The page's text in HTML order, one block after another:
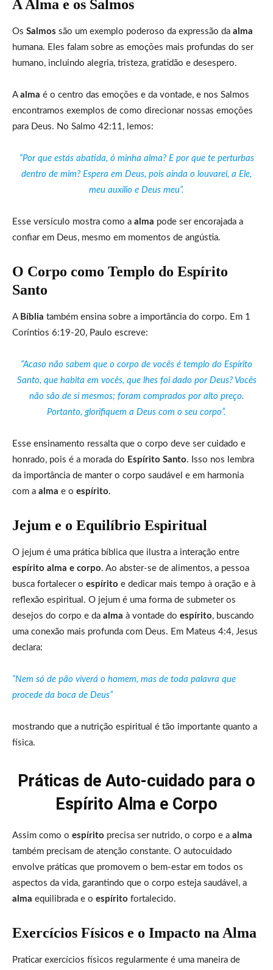
A Alma e os Salmos
Os Salmos são um exemplo poderoso da expressão da alma
humana. Eles falam sobre as emoções mais profundas do ser
humano, incluindo alegria, tristeza, gratidão e desespero.
A alma é o centro das emoções e da vontade, e nos Salmos
encontramos exemplos de como direcionar nossas emoções
para Deus. No Salmo 42:11, lemos:
“Por que estás abatida, ó minha alma? E por que te perturbas
dentro de mim? Espera em Deus, pois ainda o louvarei, a Ele,
meu auxílio e Deus meu”.
Esse versículo mostra como a alma pode ser encorajada a
confiar em Deus, mesmo em momentos de angústia.
O Corpo como Templo do Espírito
Santo
A Bíblia também ensina sobre a importância do corpo. Em 1
Coríntios 6:19-20, Paulo escreve:
“Acaso não sabem que o corpo de vocês é templo do Espírito
Santo, que habita em vocês, que lhes foi dado por Deus? Vocês
não são de si mesmos; foram comprados por alto preço.
Portanto, glorifiquem a Deus com o seu corpo”.
Esse ensinamento ressalta que o corpo deve ser cuidado e
honrado, pois é a morada do Espírito Santo. Isso nos lembra
da importância de manter o corpo saudável e em harmonia
com a alma e o espírito.
Jejum e o Equilíbrio Espiritual
O jejum é uma prática bíblica que ilustra a interação entre
espírito alma e corpo. Ao abster-se de alimentos, a pessoa
busca fortalecer o espírito e dedicar mais tempo à oração e à
reflexão espiritual. O jejum é uma forma de submeter os
desejos do corpo e da alma à vontade do espírito, buscando
uma conexão mais profunda com Deus. Em Mateus 4:4, Jesus
declara:
“Nem só de pão viverá o homem, mas de toda palavra que
procede da boca de Deus”
mostrando que a nutrição espiritual é tão importante quanto a
física.
Práticas de Auto-cuidado para o
Espírito Alma e Corpo
Assim como o espírito precisa ser nutrido, o corpo e a alma
também precisam de atenção constante. O autocuidado
envolve práticas que promovem o bem-estar em todos os
aspectos da vida, garantindo que o corpo esteja saudável, a
alma equilibrada e o espírito fortalecido.
Exercícios Físicos e o Impacto na Alma
Praticar exercícios físicos regularmente é uma maneira de